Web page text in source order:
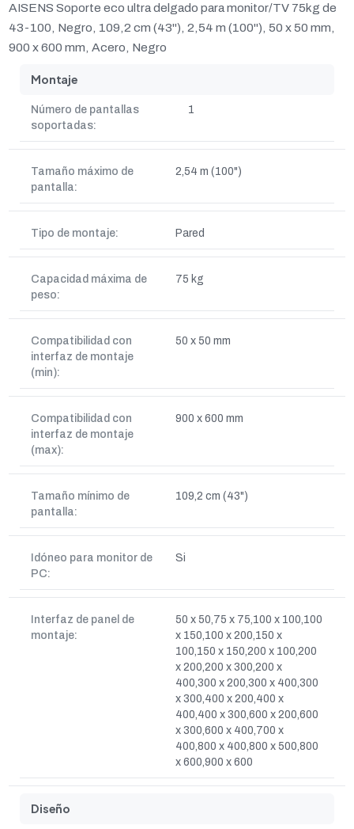
AISENS Soporte eco ultra delgado para monitor/TV 75kg de
43-100, Negro, 109,2 cm (43"), 2,54 m (100"), 50 x 50 mm,
900 x 600 mm, Acero, Negro
Montaje
Número de pantallas
soportadas:
1
Tamaño máximo de
pantalla:
2,54 m (100")
Tipo de montaje: Pared
Capacidad máxima de
peso:
75 kg
Compatibilidad con
interfaz de montaje
(min):
50 x 50 mm
Compatibilidad con
interfaz de montaje
(max):
900 x 600 mm
Tamaño mínimo de
pantalla:
109,2 cm (43")
Idóneo para monitor de
PC:
Si
Interfaz de panel de
montaje:
50 x 50,75 x 75,100 x 100,100
x 150,100 x 200,150 x
100,150 x 150,200 x 100,200
x 200,200 x 300,200 x
400,300 x 200,300 x 400,300
x 300,400 x 200,400 x
400,400 x 300,600 x 200,600
x 300,600 x 400,700 x
400,800 x 400,800 x 500,800
x 600,900 x 600
Diseño